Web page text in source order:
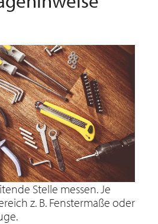
Stelle messen. Je
z. B. Fenstermaße oder